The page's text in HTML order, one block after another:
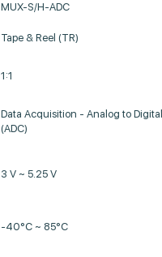
MUX-S/H-ADC
Tape & Reel (TR)
1:1
Data Acquisition - Analog to
(ADC)
3 V ~ 5.25 V
-40°C ~ 85°C